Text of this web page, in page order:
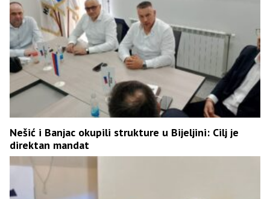
Nešić i Banjac okupili strukture u Bijeljini: Cilj je
direktan mandat